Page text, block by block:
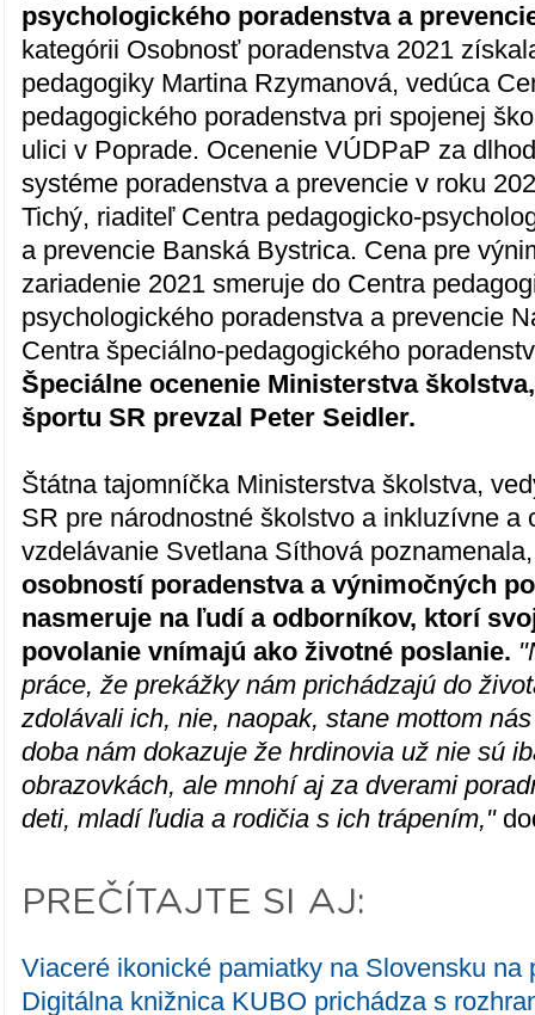
psychologického poradenstva a
kategórii Osobnosť poradenstva 2021
pedagogiky Martina Rzymanová, vedúca
pedagogického poradenstva pri spojenej
ulici v Poprade. Ocenenie VÚDPaP za
systéme poradenstva a prevencie v roku
Tichý, riaditeľ Centra pedagogicko-
a prevencie Banská Bystrica. Cena pre
zariadenie 2021 smeruje do Centra
psychologického poradenstva a prevencie
Centra špeciálno-pedagogického
Špeciálne ocenenie Ministerstva
športu SR prevzal Peter Seidler.
Štátna tajomníčka Ministerstva školstva,
SR pre národnostné školstvo a inkluzívne a
vzdelávanie Svetlana Síthová
osobností poradenstva a výnimočných
nasmeruje na ľudí a odborníkov, ktorí
povolanie vnímajú ako životné poslanie.
práce, že prekážky nám prichádzajú do
zdolávali ich, nie, naopak, stane mottom
doba nám dokazuje že hrdinovia už nie sú
obrazovkách, ale mnohí aj za dverami
deti, mladí ľudia a rodičia s ich trápením,"
PREČÍTAJTE SI AJ:
Viaceré ikonické pamiatky na Slovensku na
Digitálna knižnica KUBO prichádza s